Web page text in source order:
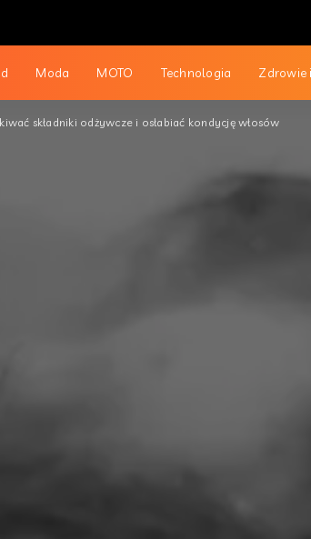
Moda MOTO Technologia Zdrowie
składniki odżywcze i osłabiać kondycję włosów